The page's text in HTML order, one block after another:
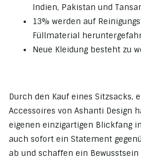
Indien, Pakistan und
13% werden auf
Füllmaterial
Neue Kleidung besteht zu
Durch den Kauf eines Sitzsacks,
Accessoires von Ashanti Design
eigenen einzigartigen Blickfang
auch sofort ein Statement
ab und schaffen ein